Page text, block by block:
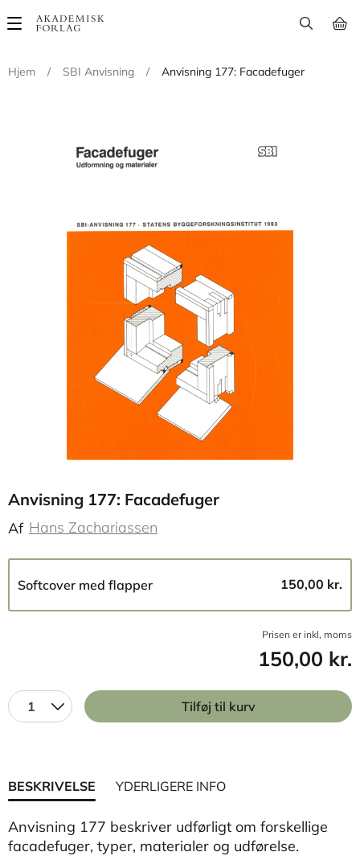
Main
Hjem
/ SBI Anvisning / Anvisning 177: Facadefuger
Anvisning 177: Facadefuger
Af Hans Zachariassen
Softcover med flapper 150,00 kr.
Prisen er inkl, moms
150,00 kr.
1 Tilføj til kurv
BESKRIVELSE YDERLIGERE INFO
Anvisning 177 beskriver udførligt om forskellige
facadefuger, typer, materialer og udførelse.